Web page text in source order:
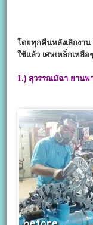
โดยทุกคืนหลังเลิกงา
ใช้แล้ว เศษเหล็กเหลื
1.)สุวรรณมัฉา ยานพ